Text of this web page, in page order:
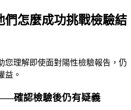
們怎麼成功挑戰檢驗結
您理解即使面對陽性檢驗報告，仍
益。
確認檢驗後仍有疑義